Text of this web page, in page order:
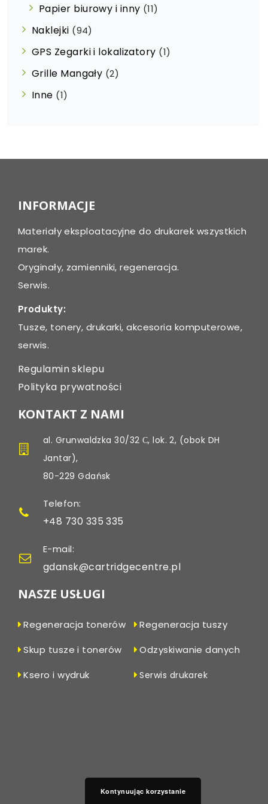
Papier biurowy i inny (11)
Naklejki (94)
GPS Zegarki i lokalizatory (1)
Grille Mangały (2)
Inne (1)
INFORMACJE
Materiały eksploatacyjne do drukarek wszystkich
marek.
Oryginały, zamienniki, regeneracja.
Serwis.
Produkty:
Tusze, tonery, drukarki, akcesoria komputerowe,
serwis.
Regulamin sklepu
Polityka prywatności
KONTAKT Z NAMI
al. Grunwaldzka 30/32 С, lok. 2, (obok DH
Jantar),
80-229 Gdańsk
Telefon:
+48 730 335 335
E-mail:
gdansk@cartridgecentre.pl
NASZE USŁUGI
Regeneracja tonerów
Regeneracja tuszy
Skup tusze i tonerów
Odzyskiwanie danych
Ksero i wydruk
Serwis drukarek
Kontynuując korzystanie